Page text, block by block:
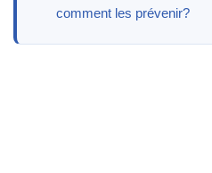
comment les prévenir?